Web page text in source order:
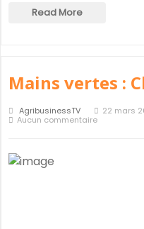
Read More
Mains vertes :
AgribusinessTV 22 mars
Aucun commentaire